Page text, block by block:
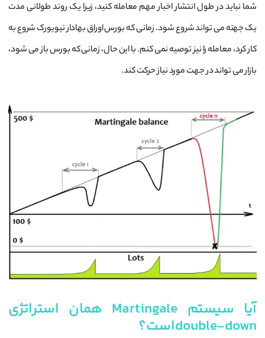
شما نباید در طول انتشار اخبار مهم معامله کنید، زیرا یک روند طولانی مدت
یک جهته می تواند شروع شود. زمانی که بورس اوراق بهادار نیویورک شروع به
کار کرد، معامله را نیز توصیه نمی کنم. با این حال، زمانی که بورس باز می شود،
بازار می تواند در جهت مورد نیاز حرکت کند.
آیا سیستم Martingale همان استراتژی
double-downاست؟